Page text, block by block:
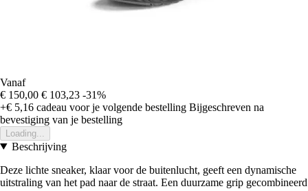
Vanaf
€ 150,00 € 103,23 -31%
+€ 5,16 cadeau voor je volgende bestelling Bijgeschreven na
bevestiging van je bestelling
Loading...
Beschrijving
Deze lichte sneaker, klaar voor de buitenlucht, geeft een dynamische
uitstraling van het pad naar de straat. Een duurzame grip gecombineerd